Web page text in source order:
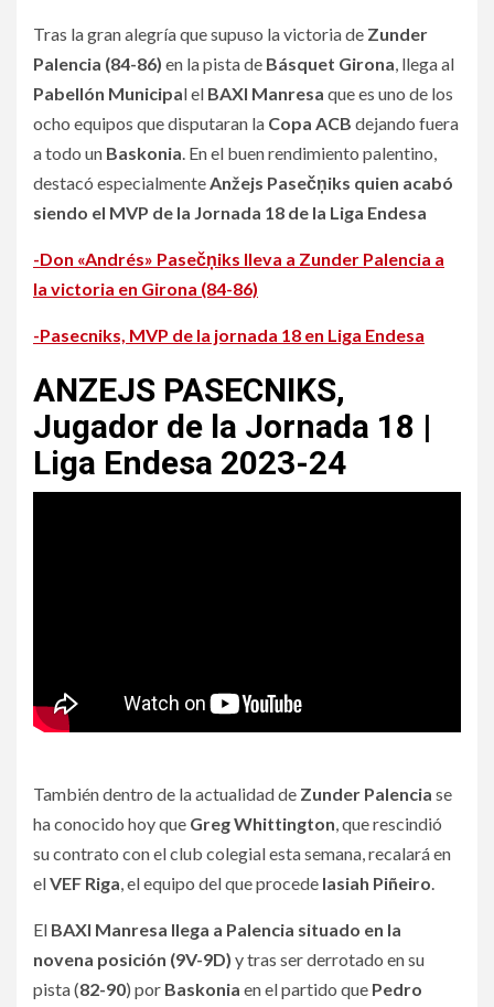
Tras la gran alegría que supuso la victoria de Zunder
Palencia (84-86) en la pista de Básquet Girona, llega al
Pabellón Municipal el BAXI Manresa que es uno de los
ocho equipos que disputaran la Copa ACB dejando fuera
a todo un Baskonia. En el buen rendimiento palentino,
destacó especialmenteAnžejs Pasečņiks quien acabó
siendo el MVP de la Jornada 18 de la Liga Endesa
-Don «Andrés» Pasečņiks lleva a Zunder Palencia a
la victoria en Girona (84-86)
-Pasecniks, MVP de la jornada 18 en Liga Endesa
ANZEJS PASECNIKS,
Jugador de la Jornada 18 |
Liga Endesa 2023-24
También dentro de la actualidad de Zunder Palencia se
ha conocido hoy que Greg Whittington, que rescindió
su contrato con el club colegial esta semana, recalará en
elVEF Riga, el equipo del que procede Iasiah Piñeiro.
El BAXI Manresa llega a Palencia situado en la
novena posición (9V-9D) y tras ser derrotado en su
pista (82-90) por Baskonia en el partido que Pedro